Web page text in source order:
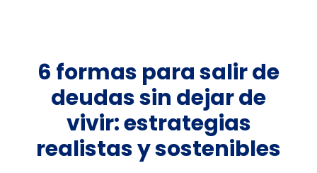
6 formas para salir de
deudas sin dejar de
vivir: estrategias
realistas y sostenibles